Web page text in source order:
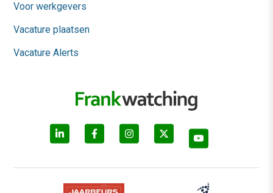
Voor werkgevers
Vacature plaatsen
Vacature Alerts